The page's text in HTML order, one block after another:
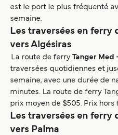
est le port le plus fréquenté
semaine.
Les traversées en ferry
vers Algésiras
La route de ferry Tanger
traversées quotidiennes et
semaine, avec une durée de
minutes. La route de ferry
prix moyen de $505. Prix
Les traversées en ferry
vers Palma